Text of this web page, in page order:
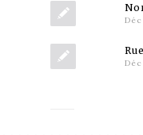
Déc